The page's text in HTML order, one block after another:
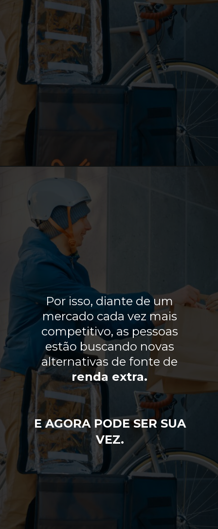
E AGORA PODE SER SUA
VEZ.
Por isso, diante de um
mercado cada vez mais
competitivo, as pessoas
estão buscando novas
alternativas de fonte de
renda extra.